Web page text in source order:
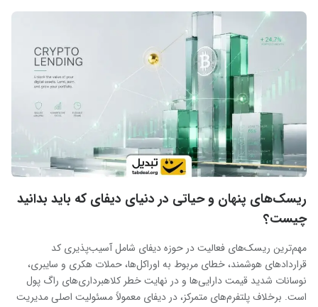
ریسک‌های پنهان و حیاتی در دنیای دیفای که باید بدانید
چیست؟
مهم‌ترین ریسک‌های فعالیت در حوزه دیفای شامل آسیب‌پذیری کد
قراردادهای هوشمند، خطای مربوط به اوراکل‌ها، حملات هکری و سایبری،
نوسانات شدید قیمت دارایی‌ها و در نهایت خطر کلاهبرداری‌های راگ پول
است. برخلاف پلتفرم‌های متمرکز، در دیفای معمولاً مسئولیت اصلی مدیریت